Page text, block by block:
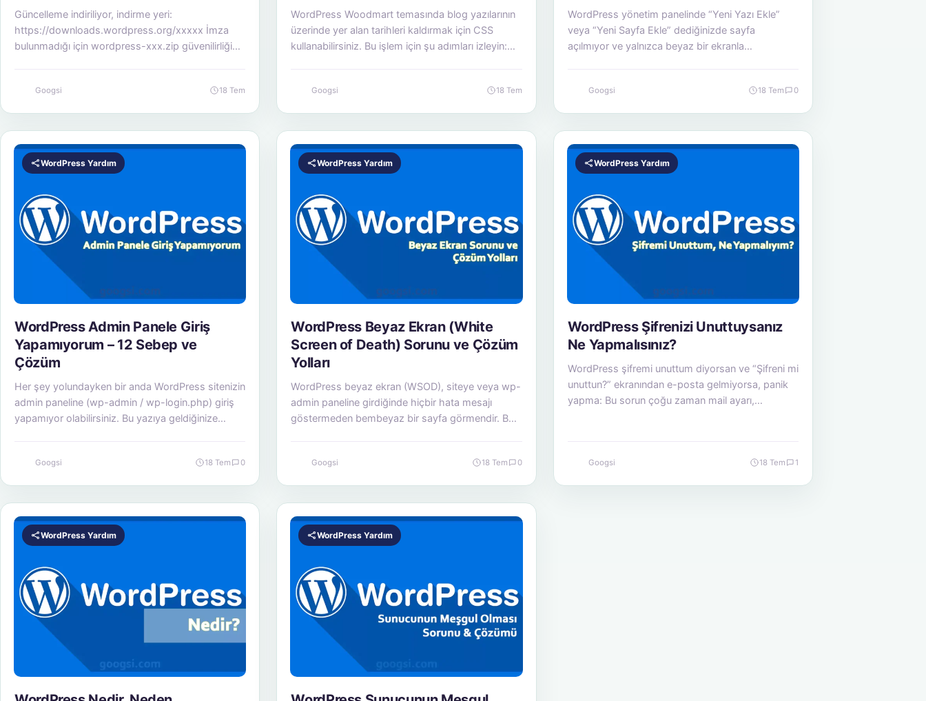
Güncelleme indiriliyor, indirme yeri:
https://downloads.wordpress.org/xxxxx İmza
bulunmadığı için wordpress-xxx.zip güvenilirliği
Kurulum başarısız…
Googsi 18 Tem
WordPress Woodmart temasında blog yazılarının
üzerinde yer alan tarihleri kaldırmak için CSS
kullanabilirsiniz. Bu işlem için şu adımları izleyin:…
Googsi 18 Tem
WordPress yönetim panelinde “Yeni Yazı Ekle”
veya “Yeni Sayfa Ekle” dediğinizde sayfa
açılmıyor ve yalnızca beyaz bir ekranla
Googsi 18 Tem 0
WordPress Yardım
WordPress Admin Panele Giriş
Yapamıyorum – 12 Sebep ve
Çözüm
Her şey yolundayken bir anda WordPress sitenizin
admin paneline (wp-admin / wp-login.php) giriş
yapamıyor olabilirsiniz. Bu yazıya geldiğinize
Googsi 18 Tem 0
WordPress Yardım
WordPress Beyaz Ekran (White
Screen of Death) Sorunu ve Çözüm
Yolları
WordPress beyaz ekran (WSOD), siteye veya wp-
admin paneline girdiğinde hiçbir hata mesajı
göstermeden bembeyaz bir sayfa görmendir. Bu
Googsi 18 Tem 0
WordPress Yardım
WordPress Şifrenizi Unuttuysanız
Ne Yapmalısınız?
WordPress şifremi unuttum diyorsan ve “Şifreni mi
unuttun?” ekranından e-posta gelmiyorsa, panik
yapma: Bu sorun çoğu zaman mail ayarı,…
Googsi 18 Tem 1
WordPress Yardım WordPress Yardım